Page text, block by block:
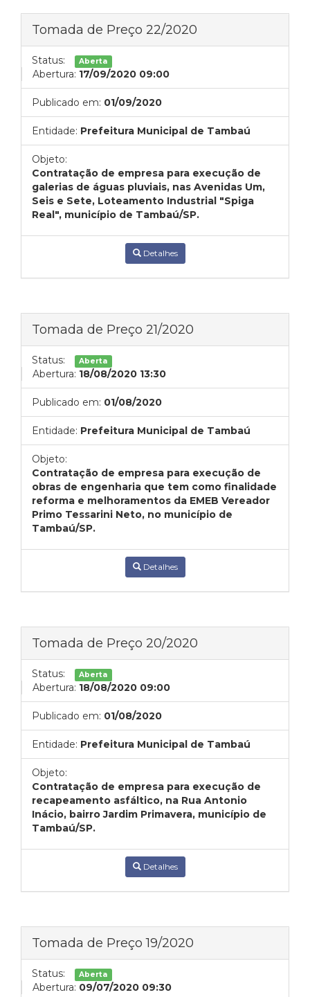
Tomada de Preço 22/2020
Status: Aberta
Abertura: 17/09/2020 09:00
Publicado em: 01/09/2020
Entidade: Prefeitura Municipal de Tambaú
Objeto:
Contratação de empresa para execução de
galerias de águas pluviais, nas Avenidas Um,
Seis e Sete, Loteamento Industrial "Spiga
Real", município de Tambaú/SP.
Detalhes
Tomada de Preço 21/2020
Status: Aberta
Abertura: 18/08/2020 13:30
Publicado em: 01/08/2020
Entidade: Prefeitura Municipal de Tambaú
Objeto:
Contratação de empresa para execução de
obras de engenharia que tem como finalidade
reforma e melhoramentos da EMEB Vereador
Primo Tessarini Neto, no município de
Tambaú/SP.
Detalhes
Tomada de Preço 20/2020
Status: Aberta
Abertura: 18/08/2020 09:00
Publicado em: 01/08/2020
Entidade: Prefeitura Municipal de Tambaú
Objeto:
Contratação de empresa para execução de
recapeamento asfáltico, na Rua Antonio
Inácio, bairro Jardim Primavera, município de
Tambaú/SP.
Detalhes
Tomada de Preço 19/2020
Status: Aberta
Abertura: 09/07/2020 09:30